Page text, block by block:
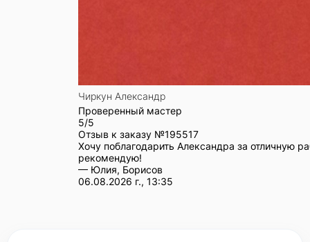
Чиркун Александр
Проверенный мастер
5/5
Отзыв к заказу №195517
Хочу поблагодарить Александра за отличную
рекомендую!
— Юлия, Борисов
06.08.2026 г., 13:35